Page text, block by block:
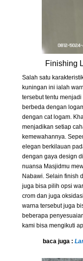
Finishing
Salah satu
kuningan ini ialah
tersebut tentu
berbeda dengan
dengan cat logam.
menjadikan setiap
kemewahannya.
elegan berkilauan
dengan gaya design
nuansa Masjidmu
Nabawi. Selain finish
juga bisa pilih opsi
crom dan juga
warna tersebut juga
beberapa
kami bisa mengikuti
baca juga :